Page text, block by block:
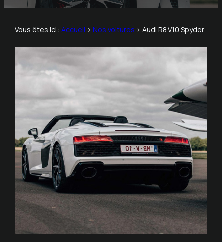
Vous êtes ici : Accueil > Nos voitures > Audi R8 V10 Spyder